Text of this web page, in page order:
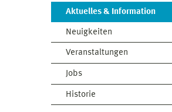
Aktuelles & Information
Neuigkeiten
Veranstaltungen
Jobs
Historie